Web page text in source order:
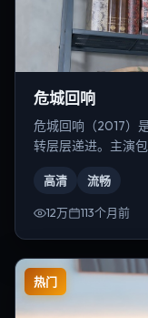
危城回响
危城回响（2017）
转层层递进。主演
高清 流畅
12万 113个月前
热门